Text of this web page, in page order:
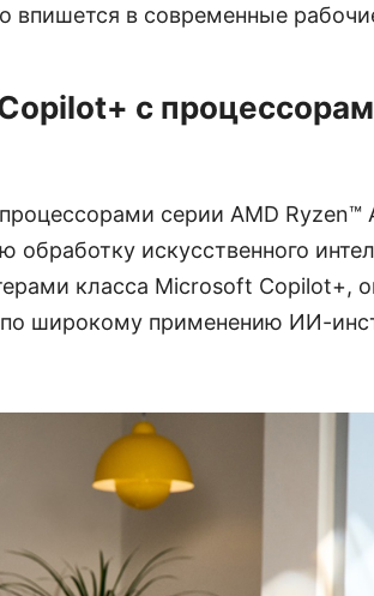
впишется в современные
с
серии AMD Ryzen™
искусственного
класса Microsoft Copilot+,
широкому применению ИИ-